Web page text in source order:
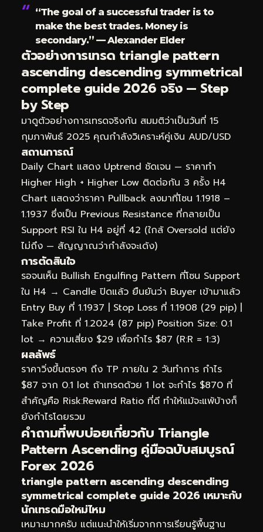
“The goal of a successful trader is to
make the best trades. Money is
secondary.” — Alexander Elder
ตัวอย่างการเทรด triangle pattern
ascending descending symmetrical
complete guide 2026 จริง — Step
by Step
มาดูตัวอย่างการเทรดจริงกัน สมมติว่าเป็นวันที่ 15
กุมภาพันธ์ 2025 คุณกำลังวิเคราะห์คู่เงิน AUD/USD
สถานการณ์
Daily Chart แสดง Uptrend ชัดเจน — ราคาทำ
Higher High + Higher Low ติดต่อกัน 3 ครั้ง H4
Chart แสดงว่าราคา Pullback ลงมาที่โซน 1.1918 –
1.1937 ซึ่งเป็น Previous Resistance ที่กลายเป็น
Support RSI ใน H4 อยู่ที่ 42 (ใกล้ Oversold แต่ยัง
ไม่ถึง — สัญญาณว่ากำลังจะเด้ง)
การตัดสินใจ
รอจนเห็น Bullish Engulfing Pattern ที่โซน Support
ใน H4 → Candle ปิดแล้ว ยืนยันว่า Buyer เข้ามาแล้ว
Entry Buy ที่ 1.1937 | Stop Loss ที่ 1.1908 (29 pip) |
Take Profit ที่ 1.2024 (87 pip) Position Size: 0.1
lot → ความเสี่ยง $29 เพื่อกำไร $87 (R:R = 1:3)
ผลลัพธ์
ราคาวิ่งขึ้นตรงๆ ถึง TP ภายใน 2 วันทำการ กำไร
$87 จาก 0.1 lot ถ้าเทรดด้วย 1 lot จะกำไร $870 ที่
สำคัญคือ Risk:Reward Ratio ที่ดี ทำให้แม้จะแพ้บ้างก็
ยังกำไรโดยรวม
คำถามที่พบบ่อยเกี่ยวกับ Triangle
Pattern Ascending คู่มือฉบับสมบูรณ์
Forex 2026
triangle pattern ascending descending
symmetrical complete guide 2026 เหมาะกับ
นักเทรดมือใหม่ไหม
เหมาะมากครับ แต่แนะนำให้เริ่มจากการเรียนรู้พื้นฐาน